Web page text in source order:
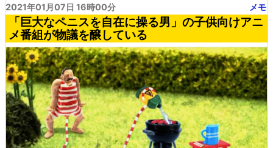
2021年01月07日 16時00分 メモ
「巨大なペニスを自在に操る男」の子供向けアニ
メ番組が物議を醸している